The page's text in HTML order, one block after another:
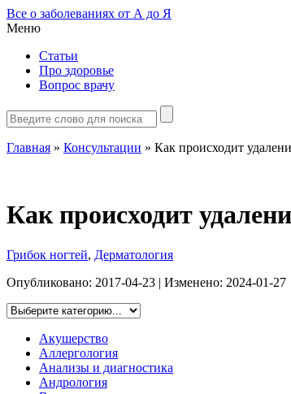
Все о заболеваниях от А до Я
Меню
Статьи
Про здоровье
Вопрос врачу
Главная » Консультации » Как происходит
Как происходит
Грибок ногтей, Дерматология
Опубликовано: 2017-04-23 | Изменено: 2024-01-27
Акушерство
Аллергология
Анализы и диагностика
Андрология